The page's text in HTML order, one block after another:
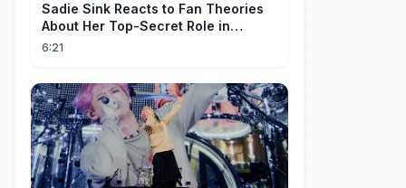
Sadie Sink Reacts to Fan Theories
About Her Top-Secret Role in
Spider-Man: Brand New Day
6:21